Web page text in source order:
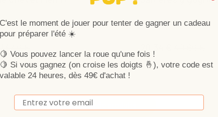
une gamme complète de
éclairer la chambre de bébé. La
Merlin s'assortira parfaitement à
de la chambre.
Laissez-vous séduire
parfaites pour un cadeau
Plus de produits
C'est le moment de jouer pour tenter de gagner un cadeau
pour préparer l'été ☀️
🍋 Vous pouvez lancer la roue qu'une fois !
🍋 Si vous gagnez (on croise les doigts 🤞), votre code est
valable 24 heures, dès 49€ d'achat !
Email